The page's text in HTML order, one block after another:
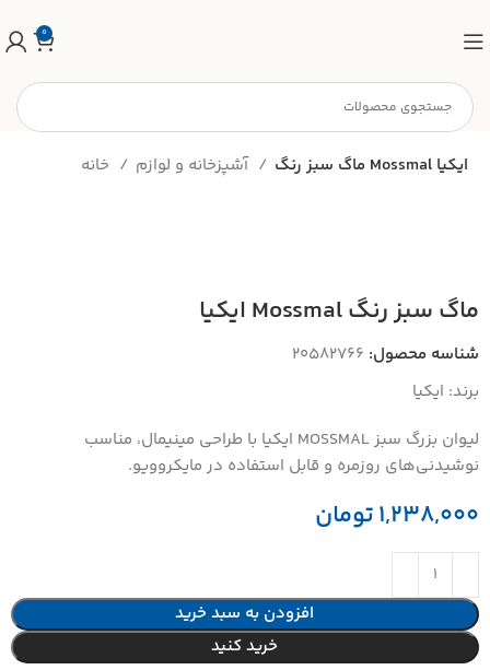
0
آشپزخانه و لوازم ماگ سبز رنگ Mossmal ايكيا
ماگ سبز رنگ Mossmal ايكيا
شناسه محصول: 20582766
برند: ایکیا
لیوان بزرگ سبز MOSSMAL ایکیا با طراحی مینیمال، مناسب
نوشیدنی‌های روزمره و قابل استفاده در مایکروویو.
1,238,000تومان
افزودن به سبد خرید
خرید کنید